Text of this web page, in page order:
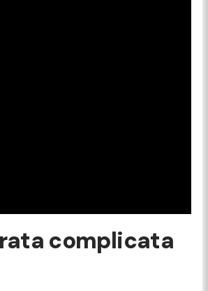
complicata